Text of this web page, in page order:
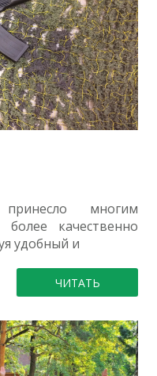
0
многим
качественно
удобный и
ЧИТАТЬ